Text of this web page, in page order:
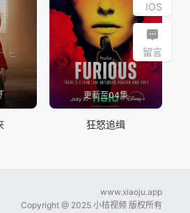
更新至04集
狂怒追缉
www.xiaoju.app
Copyright @ 2025 小桔视频 版权所有
IOS
留言